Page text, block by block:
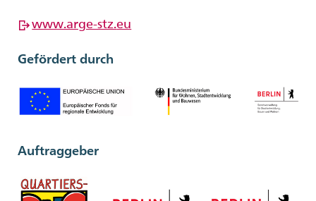
www.arge-stz.eu
Gefördert durch
Auftraggeber